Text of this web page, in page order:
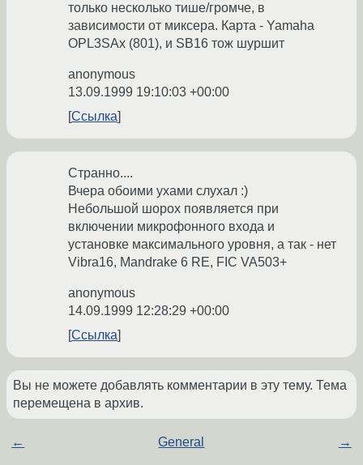
только несколько тише/громче, в
зависимости от миксера. Карта - Yamaha
OPL3SAx (801), и SB16 тож шуршит
anonymous
13.09.1999 19:10:03 +00:00
Ссылка
Странно....
Вчера обоими ухами слухал :)
Небольшой шорох появляется при
включении микрофонного входа и
установке максимального уровня, а так - нет
Vibra16, Mandrake 6 RE, FIC VA503+
anonymous
14.09.1999 12:28:29 +00:00
Ссылка
Вы не можете добавлять комментарии в эту тему. Тема
перемещена в архив.
← General →